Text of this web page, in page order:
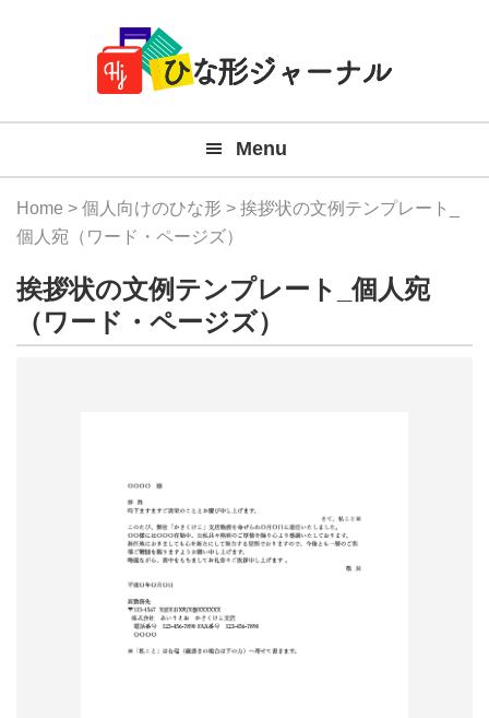
Navigation
料
テ
プ
ー
Menu
Home > 個人向けのひな形 > 挨拶状の文例テンプレート_
個人宛（ワード・ページズ）
挨拶状の文例テンプレート_個人宛
（ワード・ページズ）